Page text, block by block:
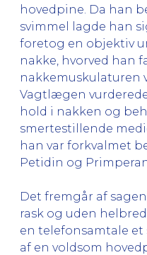
hovedpine. Da han
svimmel lagde han
foretog en objektiv
nakke, hvorved han
nakkemuskulaturen
Vagtlægen
hold i nakken og
smertestillende
han var forkvalmet
Petidin og
Det fremgår af
rask og uden
en telefonsamtale
af en voldsom